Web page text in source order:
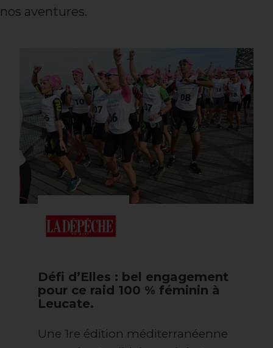
nos aventures.
Défi d’Elles : bel engagement
pour ce raid 100 % féminin à
Leucate.
Une 1re édition méditerranéenne